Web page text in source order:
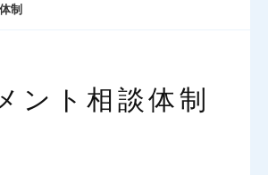
制
ント相談体制